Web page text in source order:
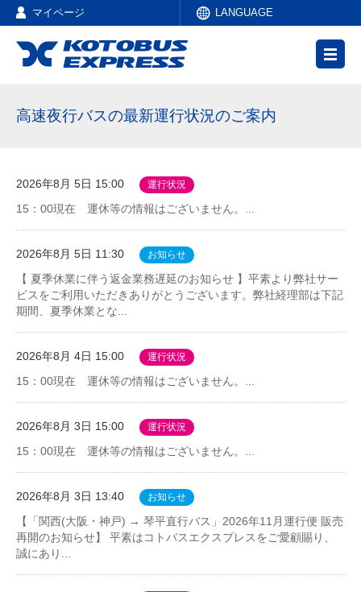
LANGUAGE
マイページ
高速夜行バスの最新運行状況のご案内
2026年8月 5日 15:00 運行状況
15：00現在 運休等の情報はございません。...
2026年8月 5日 11:30 お知らせ
【 夏季休業に伴う返金業務遅延のお知らせ 】平素より弊社サー
ビスをご利用いただきありがとうございます。弊社経理部は下記
期間、夏季休業とな...
2026年8月 4日 15:00 運行状況
15：00現在 運休等の情報はございません。...
2026年8月 3日 15:00 運行状況
15：00現在 運休等の情報はございません。...
2026年8月 3日 13:40 お知らせ
【「関西(大阪・神戸) → 琴平直行バス」2026年11月運行便 販売
再開のお知らせ】 平素はコトバスエクスプレスをご愛顧賜り、
誠にあり...